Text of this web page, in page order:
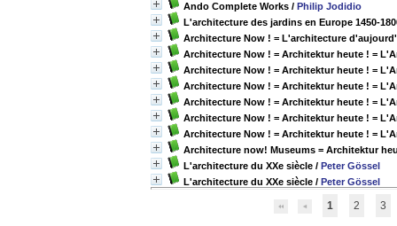
Ando Complete Works / Philip Jodidio
L'architecture des jardins en Europe 1450-
Architecture Now ! = L'architecture
Architecture Now ! = Architektur heute ! =
Architecture Now ! = Architektur heute ! =
Architecture Now ! = Architektur heute ! =
Architecture Now ! = Architektur heute ! =
Architecture Now ! = Architektur heute ! =
Architecture Now ! = Architektur heute ! =
Architecture now! Museums = Architektur
L'architecture du XXe siècle / Peter Gössel
L'architecture du XXe siècle / Peter Gössel
1 2 3